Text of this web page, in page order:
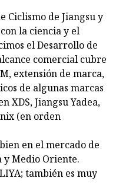
Ciclismo de Jiangsu y
la ciencia y el
el Desarrollo de
comercial cubre
extensión de marca,
de algunas marcas
XDS, Jiangsu Yadea,
(en orden
en el mercado de
y Medio Oriente.
también es muy